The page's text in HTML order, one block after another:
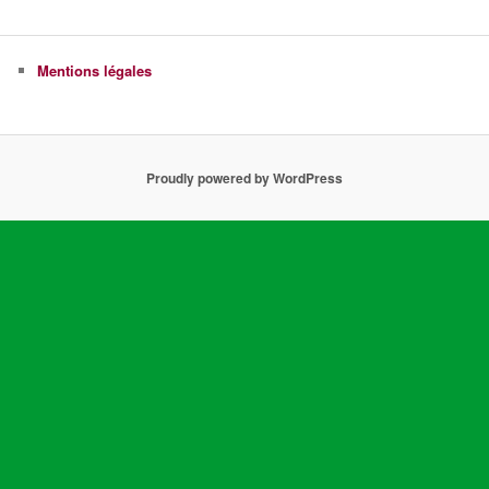
Mentions légales
Proudly powered by WordPress